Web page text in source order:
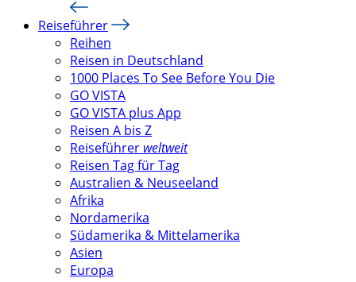
Reiseführer
Reihen
Reisen in Deutschland
1000 Places To See Before You Die
GO VISTA
GO VISTA plus App
Reisen A bis Z
Reiseführer weltweit
Reisen Tag für Tag
Australien & Neuseeland
Afrika
Nordamerika
Südamerika & Mittelamerika
Asien
Europa